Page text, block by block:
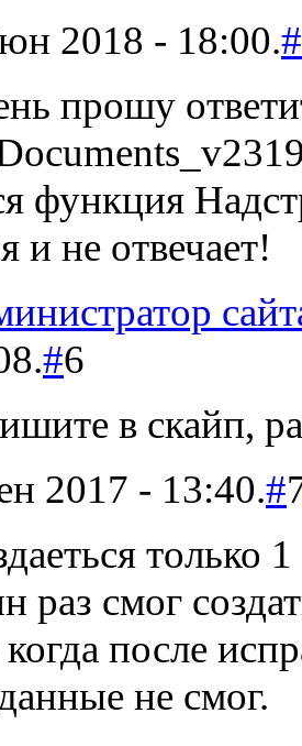
2018 - 18:00.#
прошу
функция
и не отвечает!
#6
в скайп,
2017 - 13:40.#
только
раз смог
после
не смог.